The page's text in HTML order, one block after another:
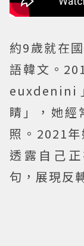
約9歲就在
語韓文。
euxdenini
睛」，她經
照。2021
透露自己
句，展現反